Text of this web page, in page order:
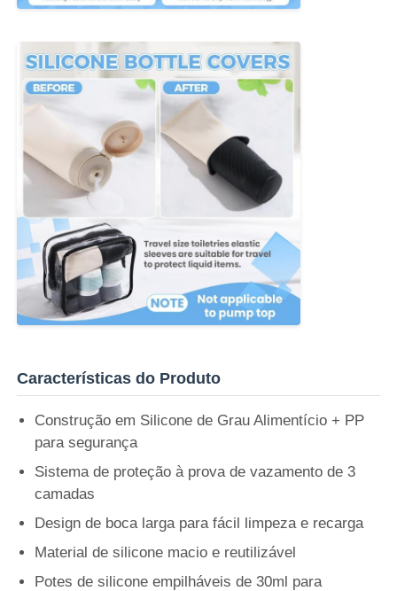
Características do Produto
Construção em Silicone de Grau Alimentício + PP
para segurança
Sistema de proteção à prova de vazamento de 3
camadas
Design de boca larga para fácil limpeza e recarga
Material de silicone macio e reutilizável
Potes de silicone empilháveis de 30ml para